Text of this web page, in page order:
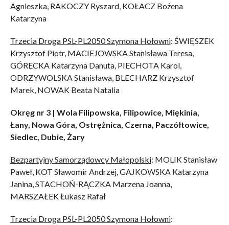
Agnieszka, RAKOCZY Ryszard, KOŁACZ Bożena
Katarzyna
Trzecia Droga PSL-PL2050 Szymona Hołowni: ŚWIĘSZEK
Krzysztof Piotr, MACIEJOWSKA Stanisława Teresa,
GÓRECKA Katarzyna Danuta, PIECHOTA Karol,
ODRZYWOLSKA Stanisława, BLECHARZ Krzysztof
Marek, NOWAK Beata Natalia
Okręg nr 3 | Wola Filipowska, Filipowice, Miękinia,
Łany, Nowa Góra, Ostrężnica, Czerna, Paczółtowice,
Siedlec, Dubie, Żary
Bezpartyjny Samorządowcy Małopolski: MOLIK Stanisław
Paweł, KOT Sławomir Andrzej, GAJKOWSKA Katarzyna
Janina, STACHOŃ-RĄCZKA Marzena Joanna,
MARSZAŁEK Łukasz Rafał
Trzecia Droga PSL-PL2050 Szymona Hołowni: